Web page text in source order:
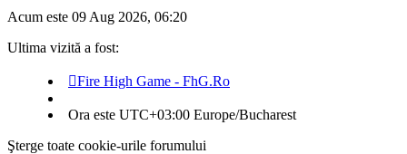
Acum este 09 Aug 2026, 06:20
Ultima vizită a fost:
Fire High Game - FhG.Ro
Ora este UTC+03:00 Europe/Bucharest
Şterge toate cookie-urile forumului